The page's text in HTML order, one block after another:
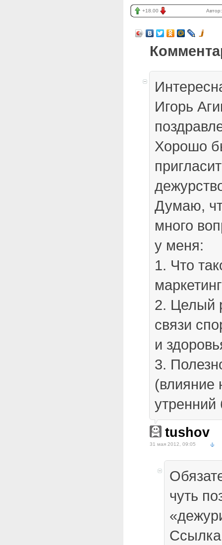
+18.00
Игорь
Хорошо
Думаю,
много
у меня:
1. Что
2. Целый
связи
и
3.
(влияние
утренний
tushov
31 мая 2012, 09:05
чуть